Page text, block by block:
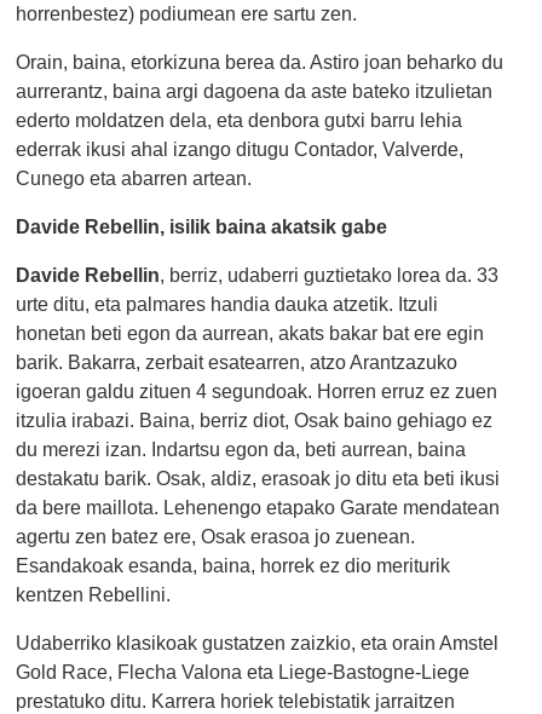
horrenbestez) podiumean ere sartu zen.
Orain, baina, etorkizuna berea da. Astiro joan beharko du
aurrerantz, baina argi dagoena da aste bateko itzulietan
ederto moldatzen dela, eta denbora gutxi barru lehia
ederrak ikusi ahal izango ditugu Contador, Valverde,
Cunego eta abarren artean.
Davide Rebellin, isilik baina akatsik gabe
Davide Rebellin, berriz, udaberri guztietako lorea da. 33
urte ditu, eta palmares handia dauka atzetik. Itzuli
honetan beti egon da aurrean, akats bakar bat ere egin
barik. Bakarra, zerbait esatearren, atzo Arantzazuko
igoeran galdu zituen 4 segundoak. Horren erruz ez zuen
itzulia irabazi. Baina, berriz diot, Osak baino gehiago ez
du merezi izan. Indartsu egon da, beti aurrean, baina
destakatu barik. Osak, aldiz, erasoak jo ditu eta beti ikusi
da bere maillota. Lehenengo etapako Garate mendatean
agertu zen batez ere, Osak erasoa jo zuenean.
Esandakoak esanda, baina, horrek ez dio meriturik
kentzen Rebellini.
Udaberriko klasikoak gustatzen zaizkio, eta orain Amstel
Gold Race, Flecha Valona eta Liege-Bastogne-Liege
prestatuko ditu. Karrera horiek telebistatik jarraitzen